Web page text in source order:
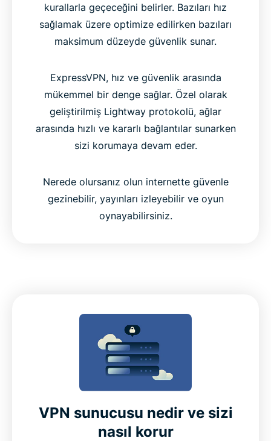
kurallarla geçeceğini belirler. Bazıları hız
sağlamak üzere optimize edilirken bazıları
maksimum düzeyde güvenlik sunar.
ExpressVPN, hız ve güvenlik arasında
mükemmel bir denge sağlar. Özel olarak
geliştirilmiş Lightway protokolü, ağlar
arasında hızlı ve kararlı bağlantılar sunarken
sizi korumaya devam eder.
Nerede olursanız olun internette güvenle
gezinebilir, yayınları izleyebilir ve oyun
oynayabilirsiniz.
VPN sunucusu nedir ve sizi
nasıl korur